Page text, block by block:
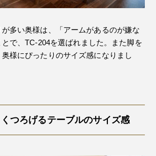
多い奥様は、「アームがあるのが嫌な
で、TC-204を選ばれました。また脚を
様にぴったりのサイズ感になりまし
つろげるテーブルのサイズ感